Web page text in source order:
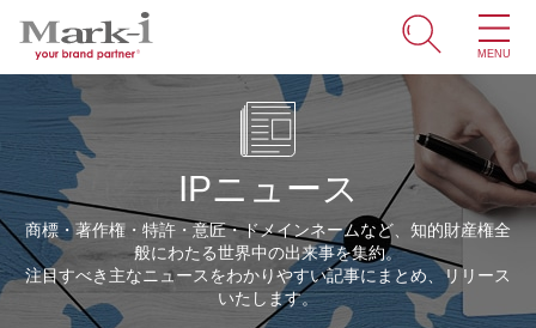
MENU
サービス
取引事例
商標・ブランドの豆知識
知財情報
IPニュース
商標・著作権・特許・意匠・ドメインネームなど、知的財産権全
般にわたる世界中の出来事を集約。
注目すべき主なニュースをわかりやすい記事にまとめ、リリース
いたします。